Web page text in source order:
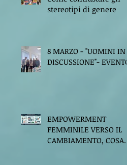
stereotipi di genere
8 MARZO - "UOMINI IN
DISCUSSIONE"- EVENTO
EMPOWERMENT
FEMMINILE VERSO IL
CAMBIAMENTO, COSA